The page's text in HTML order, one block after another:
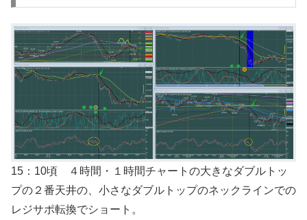
15：10頃 ４時間・１時間チャートの大きなダブルトッ
プの２番天井の、小さなダブルトップのネックラインでの
レジサポ転換でショート。